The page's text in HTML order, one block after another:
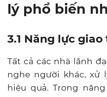
lý phổ biến
3.1 Năng lực
Tất cả các nhà lãnh
nghe người khác, xử
hiệu quả. Trong